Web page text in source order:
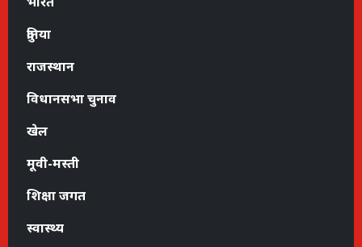
दुनिया
राजस्थान
विधानसभा चुनाव
खेल
मूवी-मस्ती
शिक्षा जगत
स्वास्थ्य